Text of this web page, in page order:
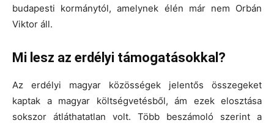
budapesti kormánytól, amelynek élén már nem Orbán
Viktor áll.
Mi lesz az erdélyi támogatásokkal?
Az erdélyi magyar közösségek jelentős összegeket
kaptak a magyar költségvetésből, ám ezek elosztása
sokszor átláthatatlan volt. Több beszámoló szerint a